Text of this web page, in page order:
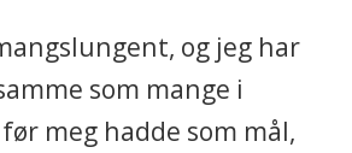
og jeg har
som mange i
meg hadde som mål,